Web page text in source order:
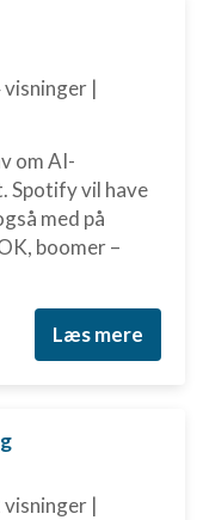
visninger |
om AI-
Spotify vil have
med på
boomer –
Læs mere
visninger |
eller